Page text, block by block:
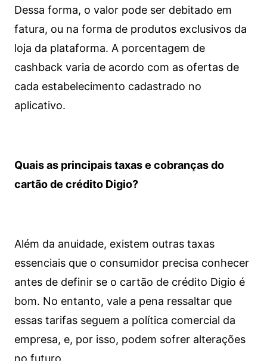
Dessa forma, o valor pode ser debitado em
fatura, ou na forma de produtos exclusivos da
loja da plataforma. A porcentagem de
cashback varia de acordo com as ofertas de
cada estabelecimento cadastrado no
aplicativo.
Quais as principais taxas e cobranças do
cartão de crédito Digio?
Além da anuidade, existem outras taxas
essenciais que o consumidor precisa conhecer
antes de definir se o cartão de crédito Digio é
bom. No entanto, vale a pena ressaltar que
essas tarifas seguem a política comercial da
empresa, e, por isso, podem sofrer alterações
no futuro.